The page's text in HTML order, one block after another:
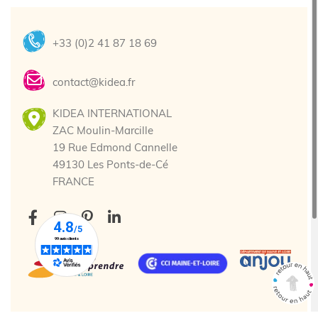
+33 (0)2 41 87 18 69
contact@kidea.fr
KIDEA INTERNATIONAL
ZAC Moulin-Marcille
19 Rue Edmond Cannelle
49130 Les Ponts-de-Cé
FRANCE